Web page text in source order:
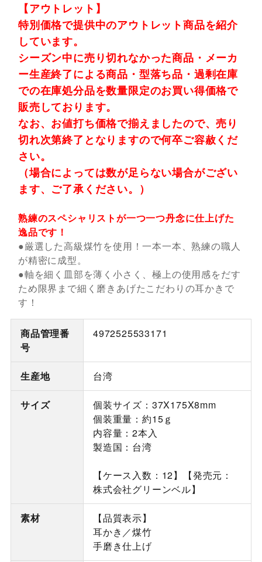
【アウトレット】
特別価格で提供中のアウトレット商品を紹介
しています。
シーズン中に売り切れなかった商品・メーカ
ー生産終了による商品・型落ち品・過剰在庫
での在庫処分品を数量限定のお買い得価格で
販売しております。
なお、お値打ち価格で揃えましたので、売り
切れ次第終了となりますので何卒ご容赦くだ
さい。
（場合によっては数が足らない場合がござい
ます、ご了承ください。）
熟練のスペシャリストが一つ一つ丹念に仕上げた
逸品です！
●厳選した高級煤竹を使用！一本一本、熟練の職人
が精密に成型。
●軸を細く皿部を薄く小さく、極上の使用感をだす
ため限界まで細く磨きあげたこだわりの耳かきで
す！
商品管理番
号
4972525533171
生産地 台湾
サイズ
個装サイズ：37X175X8mm
個装重量：約15ｇ
内容量：2本入
製造国：台湾
【ケース入数：12】【発売元：
株式会社グリーンベル】
素材
【品質表示】
耳かき／煤竹
手磨き仕上げ